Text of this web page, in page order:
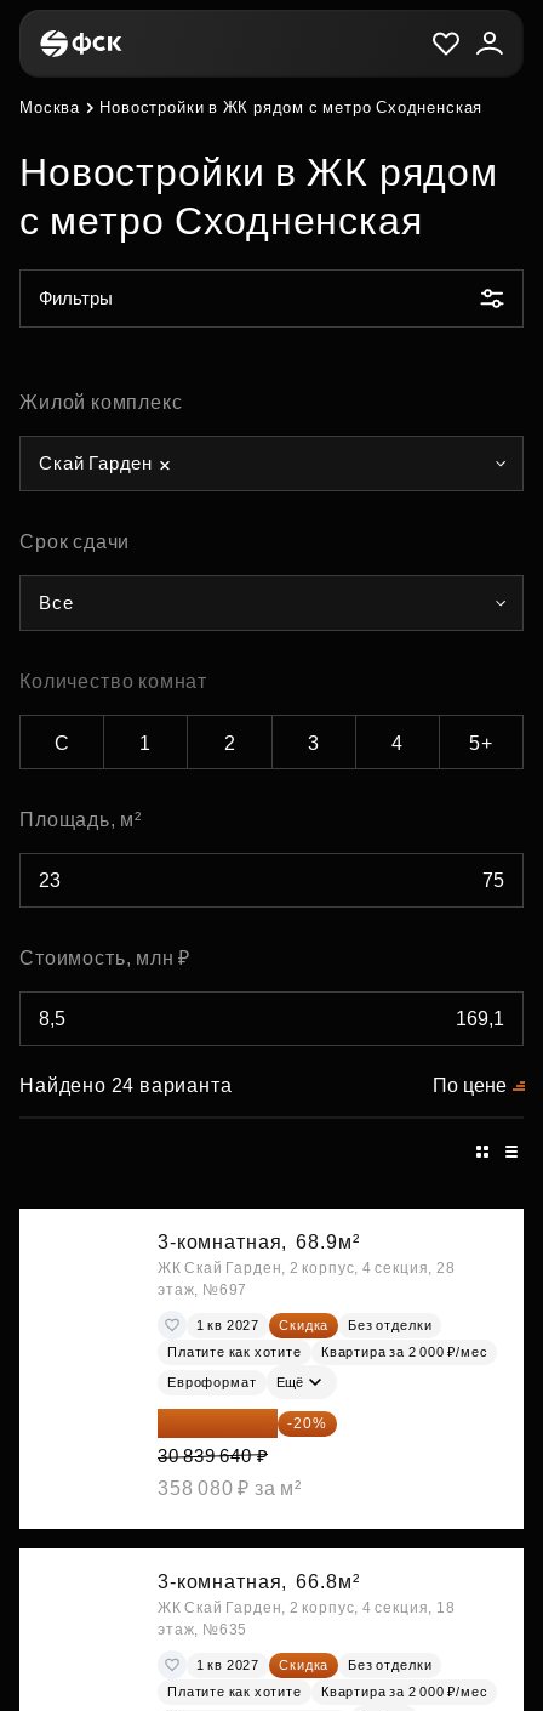
Москва Новостройки в ЖК рядом с метро Сходненская
Новостройки в ЖК рядом
с метро Сходненская
Фильтры
Жилой комплекс
Скай Гарден
Срок сдачи
Все
Количество комнат
С 1 2 3 4 5+
Площадь, м²
Стоимость, млн ₽
Найдено 24 варианта По цене
3-комнатная, 68.9м²
ЖК Скай Гарден, 2 корпус, 4 секция, 28
этаж, №697
1 кв 2027 Скидка
Без отделки
Платите как хотите
Квартира за 2 000 ₽/мес
Евроформат Ещё
24 671 712 ₽ -20%
30 839 640 ₽
358 080 ₽ за м²
3-комнатная, 66.8м²
ЖК Скай Гарден, 2 корпус, 4 секция, 18
этаж, №635
1 кв 2027 Скидка
Без отделки
Платите как хотите
Квартира за 2 000 ₽/мес